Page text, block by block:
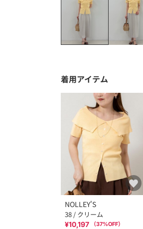
着用アイテム
NOLLEY'S
38 / クリーム
¥10,197 （37%OFF）